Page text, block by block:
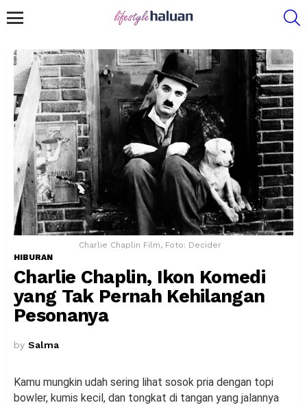
Charlie Chaplin Film, Foto: Decider
HIBURAN
Charlie Chaplin, Ikon Komedi
yang Tak Pernah Kehilangan
Pesonanya
by Salma
Kamu mungkin udah sering lihat sosok pria dengan topi
bowler, kumis kecil, dan tongkat di tangan yang jalannya